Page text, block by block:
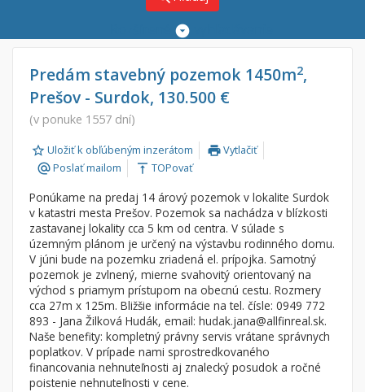
Predaj
Prenájom
Od:
Do:
Lokalita
×
Prešovský (kraj)
Byt
Garsónky
Dvojgarsónky
1-izbové
2-izbové
Dom
Vila
Chalupa
Predám stavebný pozemok 1450m2,
Prešov - Surdok, 130.500 €
(v ponuke 1557 dní)
Uložiť k obľúbeným inzerátom printVytlačiť
alternate_emailPoslať mailom vertical_align_top TOPovať
Ponúkame na predaj 14 árový pozemok v lokalite Surdok
v katastri mesta Prešov. Pozemok sa nachádza v blízkosti
zastavanej lokality cca 5 km od centra. V súlade s
územným plánom je určený na výstavbu rodinného domu.
V júni bude na pozemku zriadená el. prípojka. Samotný
pozemok je zvlnený, mierne svahovitý orientovaný na
východ s priamym prístupom na obecnú cestu. Rozmery
cca 27m x 125m. Bližšie informácie na tel. čísle: 0949 772
893 - Jana Žilková Hudák, email: hudak.jana@allfinreal.sk.
Naše benefity: kompletný právny servis vrátane správnych
poplatkov. V prípade nami sprostredkovaného
financovania nehnuteľnosti aj znalecký posudok a ročné
poistenie nehnuteľnosti v cene.